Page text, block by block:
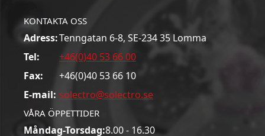
KONTAKTA OSS
Adress:Tenngatan 6-8, SE-234 35 Lomma
Tel:
+46(0)40 53 66 00
Fax:
+46(0)40 53 66 10
E-mail: solectro@solectro.se
VÅRA ÖPPETTIDER
Måndag-Torsdag:8.00 - 16.30